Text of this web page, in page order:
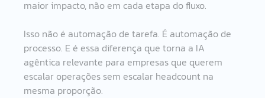
maior impacto, não em cada etapa do fluxo.
Isso não é automação de tarefa. É automação de
processo. E é essa diferença que torna a IA
agêntica relevante para empresas que querem
escalar operações sem escalar headcount na
mesma proporção.